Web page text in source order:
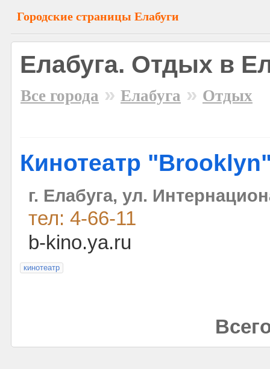
Городские страницы Елабуги
Елабуга. Отдых в
Все города » Елабуга » Отдых
Кинотеатр
г. Елабуга, ул.
тел: 4-66-11
b-kino.ya.ru
кинотеатр